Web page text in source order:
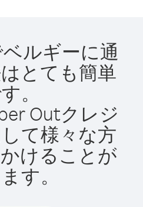
ルギーに通
とても簡単
。
Outクレジ
て様々な方
けることが
す。